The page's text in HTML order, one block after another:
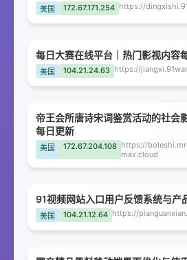
美国 172.67.171.254
每日大赛在线平台｜热门影视内容
美国 104.21.24.63 https://
帝王会所唐诗宋词鉴赏活动的社会
每日更新
美国 172.67.204.108 https://
max.cloud
91视频网站入口用户反馈系统与产
美国 104.21.12.64